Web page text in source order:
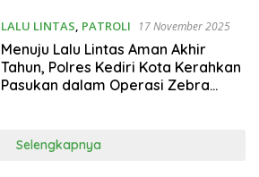
LALU LINTAS, PATROLI 17 November 2025
Menuju Lalu Lintas Aman Akhir
Tahun, Polres Kediri Kota Kerahkan
Pasukan dalam Operasi Zebra
Selengkapnya